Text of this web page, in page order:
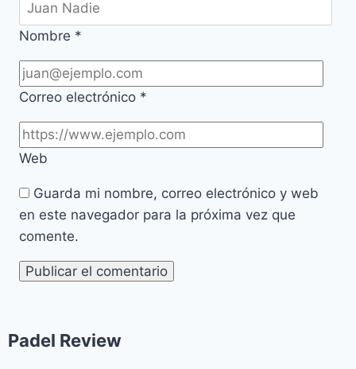
Nombre *
Correo electrónico *
Web
Guarda mi nombre, correo electrónico y web
en este navegador para la próxima vez que
comente.
Padel Review​